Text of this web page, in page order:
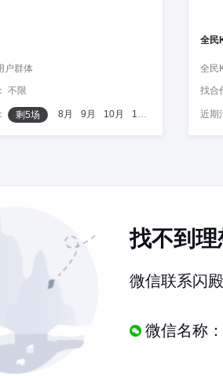
户群体
不限
剩5场 8月 9月 10月 11月
全民
全民
近期
找不到理
微信联系闪
微信名称